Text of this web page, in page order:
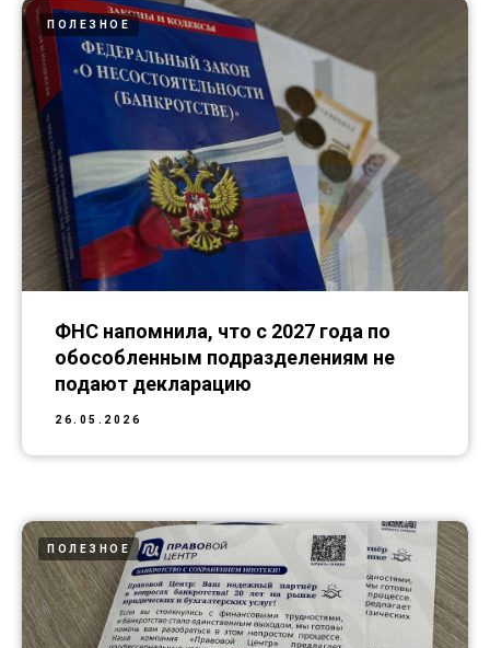
ПОЛЕЗНОЕ
ФНС напомнила, что с 2027 года по
обособленным подразделениям не
подают декларацию
26.05.2026
ПОЛЕЗНОЕ